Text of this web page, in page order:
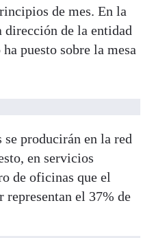
de mes. En la
dirección de la entidad
puesto sobre la mesa
producirán en la red
en servicios
de oficinas que el
representan el 37% de